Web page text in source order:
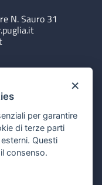
N. Sauro 31
×
per garantire
di terze parti
Questi
consenso.